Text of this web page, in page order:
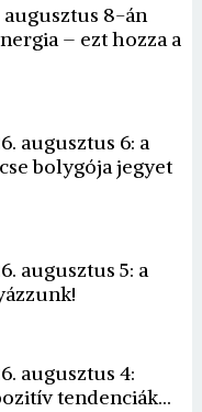
8-án
– ezt hozza a
augusztus 6: a
bolygója jegyet
augusztus 5: a
augusztus 4:
tendenciák...